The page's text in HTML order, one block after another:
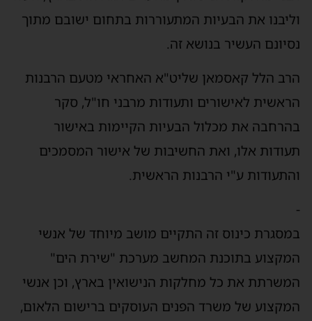
וליבנו את הבעיות המתעוררות בתחום ישובם מתוך
נסיונם העשיר בנושא זה.
הרב הלל קאסמאן שליט"א האחראי מטעם הרבנות
הראשית לאישורים ותעודות מרבני חו"ל, סקר
בהרחבה את מכלול הבעיות הקיימות באישור
תעודות אלו, ואת החשיבות של אישור המסמכים
והתעודות ע"י הרבנות הראשית.
-
במסגרת כינוס זה התקיים מושב מיוחד של אנשי
המקצוע בתוכנת המחשב מערכת "שירת הים"
המשרתת את כל מחלקות הנישואין בארץ, וכן אנשי
המקצוע של משרד הפנים העוסקים ברישום הלאום,